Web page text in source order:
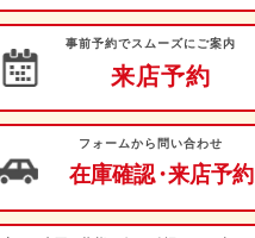
事前予約でスムーズにご案内
来店予約
フォームから問い合わせ
在庫確認・来店予約